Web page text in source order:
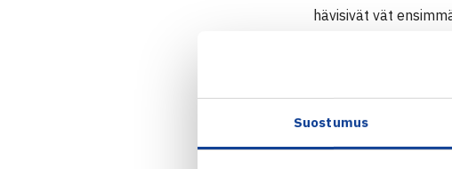
Suostumus
hävisivät vät